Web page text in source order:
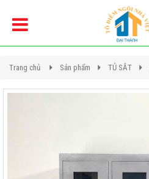
Trang chủ Sản phẩm TỦ SẮT